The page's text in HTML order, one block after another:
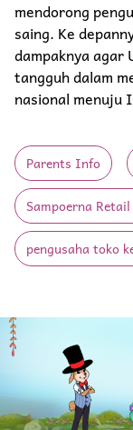
mendorong
saing. Ke
dampaknya agar
tangguh dalam
nasional menuju
Parents Info
Sampoerna
pengusaha toko